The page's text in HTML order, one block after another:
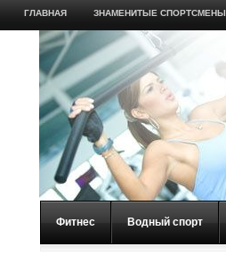
ГЛАВНАЯ ЗНАМЕНИТЫЕ СПОРТСМЕНЫ
Фитнес Водный спорт